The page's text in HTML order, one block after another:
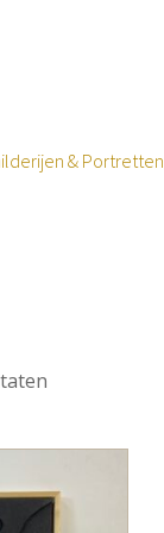
& Portretten